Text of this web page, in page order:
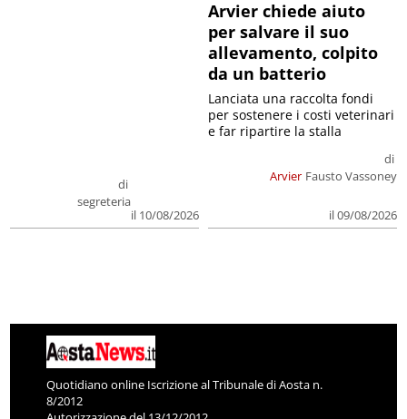
di
segreteria
il 10/08/2026
Arvier chiede aiuto
per salvare il suo
allevamento, colpito
da un batterio
Arvier
di
Fausto Vassoney
il 09/08/2026
Lanciata una raccolta fondi
per sostenere i costi veterinari
e far ripartire la stalla
Quotidiano online Iscrizione al Tribunale di Aosta n.
8/2012